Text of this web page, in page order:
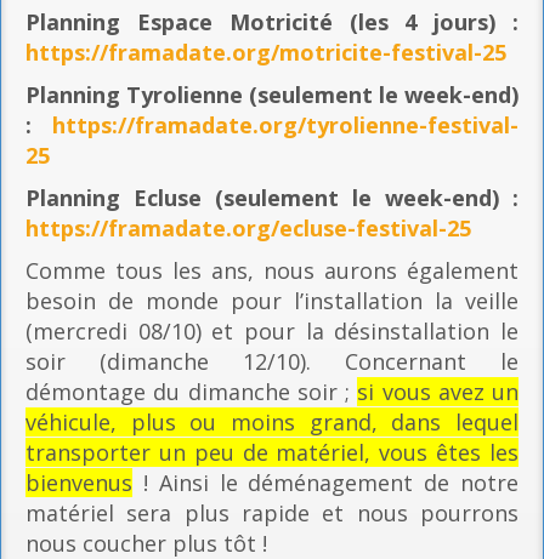
Planning Espace Motricité (les 4 jours) :
https://framadate.org/motricite-festival-25
Planning Tyrolienne (seulement le week-end)
: https://framadate.org/tyrolienne-festival-
25
Planning Ecluse (seulement le week-end) :
https://framadate.org/ecluse-festival-25
Comme tous les ans, nous aurons également
besoin de monde pour l’installation la veille
(mercredi 08/10) et pour la désinstallation le
soir (dimanche 12/10). Concernant le
démontage du dimanche soir ; si vous avez un
véhicule, plus ou moins grand, dans lequel
transporter un peu de matériel, vous êtes les
bienvenus ! Ainsi le déménagement de notre
matériel sera plus rapide et nous pourrons
nous coucher plus tôt !